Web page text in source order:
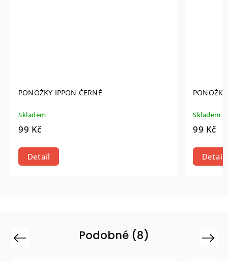
PONOŽKY IPPON ČERNÉ
Skladem
99 Kč
Detail
Skladem
99 Kč
Detail
Podobné (8)
Previous Next